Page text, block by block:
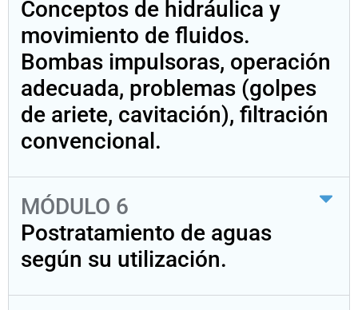
Conceptos de hidráulica y
movimiento de fluidos.
Bombas impulsoras, operación
adecuada, problemas (golpes
de ariete, cavitación), filtración
convencional.
MÓDULO 6
Postratamiento de aguas
según su utilización.